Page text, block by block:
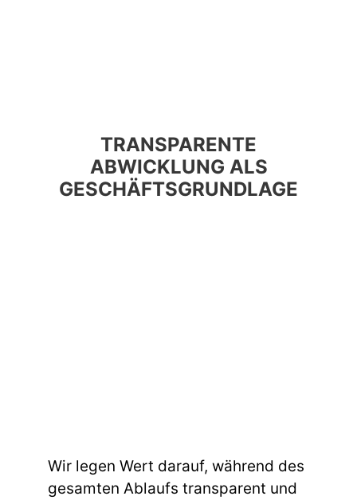
TRANSPARENTE
ABWICKLUNG ALS
GESCHÄFTSGRUNDLAGE
Wir legen Wert darauf, während des
gesamten Ablaufs transparent und